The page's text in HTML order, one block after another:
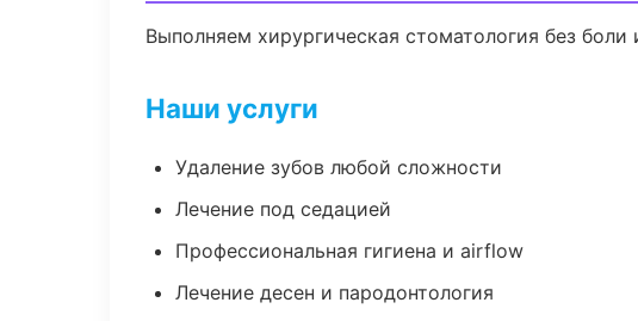
Выполняем хирургическая стоматология без
Наши услуги
Удаление зубов любой сложности
Лечение под седацией
Профессиональная гигиена и airflow
Лечение десен и пародонтология